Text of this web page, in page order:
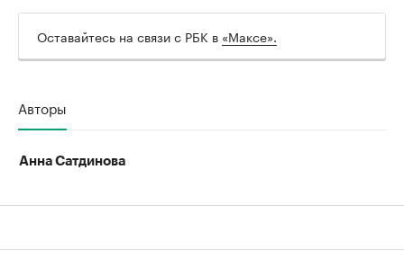
Оставайтесь на связи с РБК в «Максе».
Авторы
Анна Сатдинова